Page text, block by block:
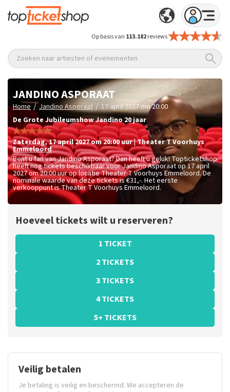
Op basis van 113.182reviews
Zoeken naar artiesten of evenementen
JANDINO ASPORAAT
Home / Jandino Asporaat / 17 april 2027 om 20:00
De Grote Jubileumshow Jandino 20 jaar
zaterdag,17 april 2027 om 20:00 uur|Theater T Voorhuys
Emmeloord
Bent u fan van Jandino Asporaat? Dan heeft u geluk! Topticketshop
heeft nog tickets beschikbaar voor Jandino Asporaat op 17 april
2027 om 20:00 uur op locatie Theater T Voorhuys Emmeloord. De
nominale waarde van deze tickets is€31,-. Het eerste
verkooppunt is Theater T Voorhuys Emmeloord.
Hoeveel tickets wilt u reserveren?
1 TICKET
2 TICKETS
3 TICKETS
4 TICKETS
5+ TICKETS
Veilig betalen
Je betaling is veilig en beschermd. We accepteren de